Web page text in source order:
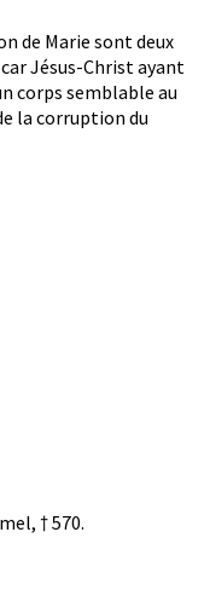
de Marie sont deux
Jésus-Christ ayant
corps semblable au
la corruption du
† 570.